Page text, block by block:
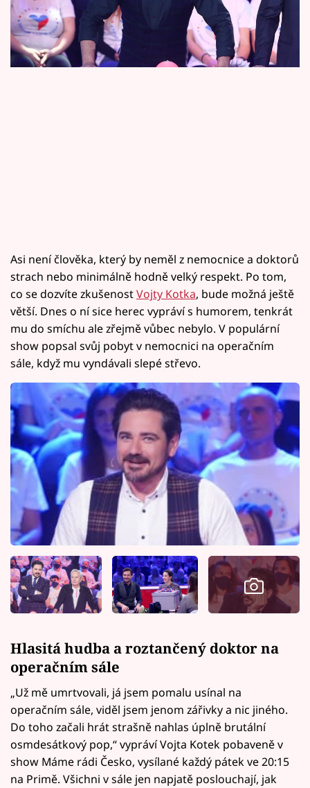
Sledujte prima+
Filmový festival Karlovy Vary
mu veselo asi moc nebylo.
Asi není člověka, který by neměl z nemocnice a doktorů
strach nebo minimálně hodně velký respekt. Po tom,
co se dozvíte zkušenostVojty Kotka, bude možná ještě
větší. Dnes o ní sice herec vypráví s humorem, tenkrát
mu do smíchu ale zřejmě vůbec nebylo. V populární
show popsal svůj pobyt v nemocnici na operačním
sále, když mu vyndávali slepé střevo.
Hlasitá hudba a roztančený doktor na
operačním sále
„Už mě umrtvovali, já jsem pomalu usínal na
operačním sále, viděl jsem jenom zářivky a nic jiného.
Do toho začali hrát strašně nahlas úplně brutální
osmdesátkový pop,“ vypráví Vojta Kotek pobaveně v
show Máme rádi Česko, vysílané každý pátek ve 20:15
na Primě. Všichni v sále jen napjatě poslouchají, jak